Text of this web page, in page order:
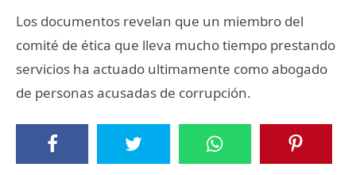
Los documentos revelan que un miembro del
comité de ética que lleva mucho tiempo prestando
servicios ha actuado ultimamente como abogado
de personas acusadas de corrupción.